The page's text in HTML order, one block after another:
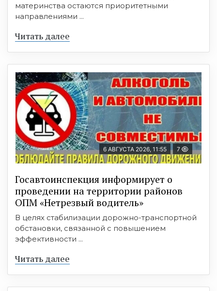
материнства остаются приоритетными
направлениями ...
Читать далее
6 АВГУСТА 2026, 11:55 7
Госавтоинспекция информирует о
проведении на территории районов
ОПМ «Нетрезвый водитель»
В целях стабилизации дорожно-транспортной
обстановки, связанной с повышением
эффективности ...
Читать далее